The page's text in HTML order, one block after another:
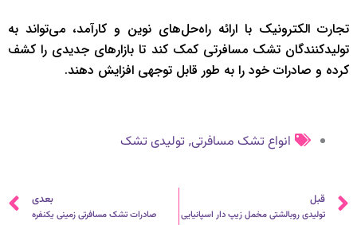
تجارت الکترونیک با ارائه راه‌حل‌های نوین و کارآمد، می‌تواند به
تولیدکنندگان تشک مسافرتی کمک کند تا بازارهای جدیدی را کشف
کرده و صادرات خود را به طور قابل توجهی افزایش دهند.
انواع تشک مسافرتی, تولیدی تشک
قبلی
قبل
تولیدی روبالشتی مخمل زیپ دار اسپانیایی
بعدی
صادرات تشک مسافرتی زمینی یکنفره